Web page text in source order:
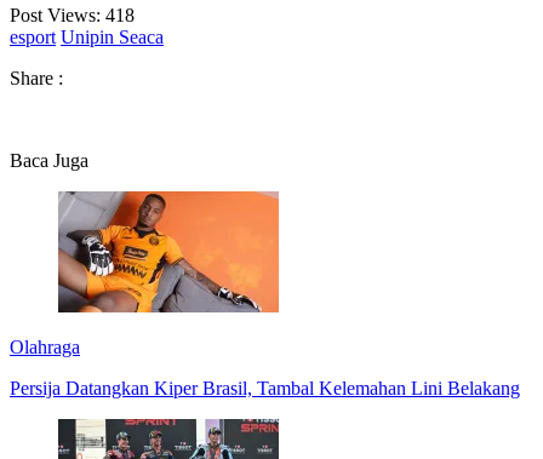
Post Views: 418
esport Unipin Seaca
Share :
Baca Juga
Olahraga
Persija Datangkan Kiper Brasil, Tambal Kelemahan Lini Belakang